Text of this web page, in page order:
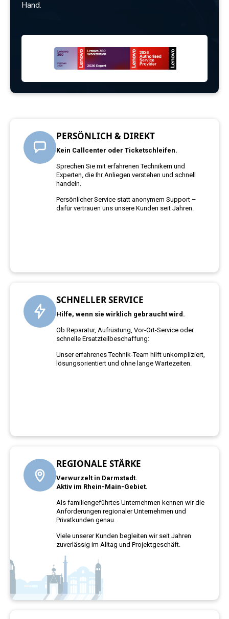
Hand.
PERSÖNLICH & DIREKT
Kein Callcenter oder Ticketschleifen.
Sprechen Sie mit erfahrenen Technikern und
Experten, die Ihr Anliegen verstehen und schnell
handeln.
Persönlicher Service statt anonymem Support –
dafür vertrauen uns unsere Kunden seit Jahren.
SCHNELLER SERVICE
Hilfe, wenn sie wirklich gebraucht wird.
Ob Reparatur, Aufrüstung, Vor-Ort-Service oder
schnelle Ersatzteilbeschaffung:
Unser erfahrenes Technik-Team hilft unkompliziert,
lösungsorientiert und ohne lange Wartezeiten.
REGIONALE STÄRKE
Verwurzelt in Darmstadt.
Aktiv im Rhein-Main-Gebiet.
Als familiengeführtes Unternehmen kennen wir die
Anforderungen regionaler Unternehmen und
Privatkunden genau.
Viele unserer Kunden begleiten wir seit Jahren
zuverlässig im Alltag und Projektgeschäft.